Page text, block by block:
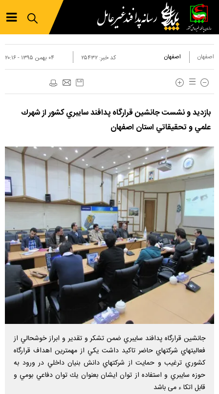
اصفهان اصفهان ۰۴ بهمن ۱۳۹۵ - ۲۰:۱۶ کد خبر: ۲۵۴۳۲
بازديد و نشست جانشين قرارگاه پدافند سايبري كشور از شهرك
علمي و تحقيقاتي استان اصفهان
جانشين قرارگاه پدافند سايبري ضمن تشكر و تقدير و ابراز خوشحالي از
فعاليتهاي شركتهاي حاضر تاكيد داشت يكي از مهمترين اهداف قرارگاه
كشوري ترغيب و حمايت از شركتهاي دانش بنيان داخلي در ورود به
حوزه سايبري و استفاده از توان ايشان بعنوان يك توان دفاعي بومي و
قابل اتكا ء می باشد